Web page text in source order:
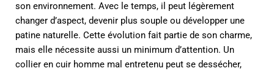
son environnement. Avec le temps, il peut légèrement
changer d’aspect, devenir plus souple ou développer une
patine naturelle. Cette évolution fait partie de son charme,
mais elle nécessite aussi un minimum d’attention. Un
collier en cuir homme mal entretenu peut se dessécher,